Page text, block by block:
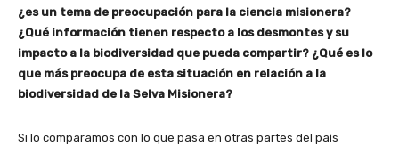
¿es un tema de preocupación para la ciencia misionera?
¿Qué información tienen respecto a los desmontes y su
impacto a la biodiversidad que pueda compartir? ¿Qué es lo
que más preocupa de esta situación en relación a la
biodiversidad de la Selva Misionera?
Si lo comparamos con lo que pasa en otras partes del país